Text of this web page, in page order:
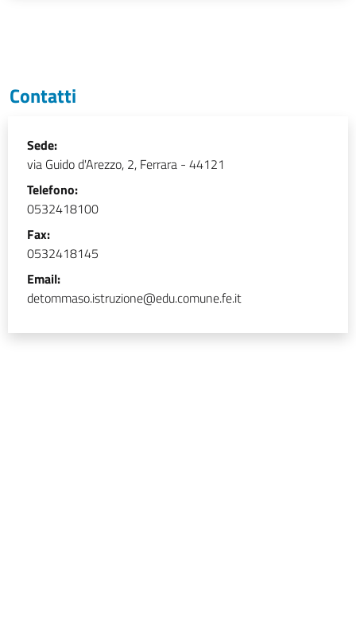
Contatti
Sede:
via Guido d'Arezzo, 2, Ferrara - 44121
Telefono:
0532418100
Fax:
0532418145
Email:
detommaso.istruzione@edu.comune.fe.it